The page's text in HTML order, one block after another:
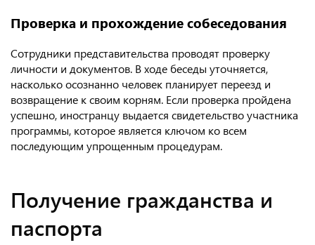
Проверка и прохождение собеседования
Сотрудники представительства проводят проверку
личности и документов. В ходе беседы уточняется,
насколько осознанно человек планирует переезд и
возвращение к своим корням. Если проверка пройдена
успешно, иностранцу выдается свидетельство участника
программы, которое является ключом ко всем
последующим упрощенным процедурам.
Получение гражданства и
паспорта